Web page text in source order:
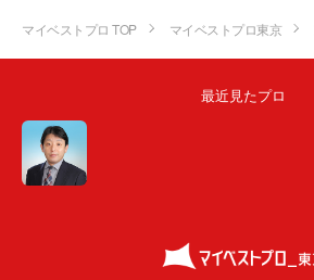
マイベストプロ TOP マイベストプロ東京
最近見たプロ